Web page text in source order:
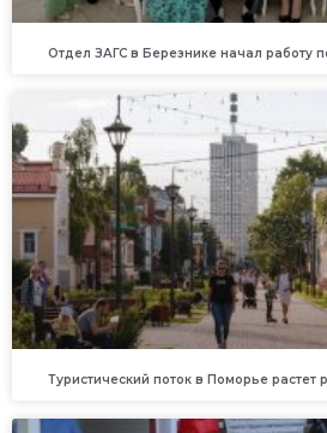
Отдел ЗАГС в Березнике начал работу
Туристический поток в Поморье